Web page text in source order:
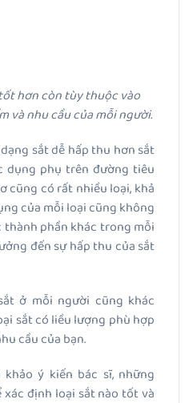
hơn còn tùy thuộc vào
và nhu cầu của mỗi người.
sắt dễ hấp thu hơn sắt
phụ trên đường tiêu
cũng có rất nhiều loại, khả
của mỗi loại cũng không
thành phần khác trong mỗi
đến sự hấp thu của sắt
ở mỗi người cũng khác
sắt có liều lượng phù hợp
cầu của bạn.
ý kiến bác sĩ, những
định loại sắt nào tốt và